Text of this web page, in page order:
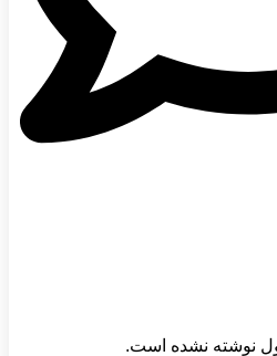
نوشته نشده است.